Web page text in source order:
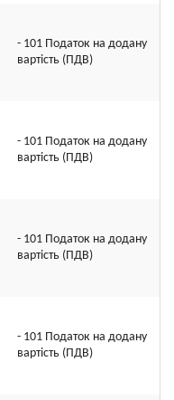
- 101 Податок на додану
вартість (ПДВ)
- 101 Податок на додану
вартість (ПДВ)
- 101 Податок на додану
вартість (ПДВ)
- 101 Податок на додану
вартість (ПДВ)